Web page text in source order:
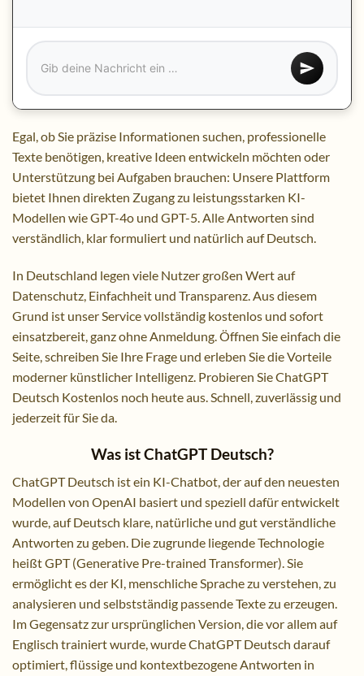
Egal, ob Sie präzise Informationen suchen, professionelle
Texte benötigen, kreative Ideen entwickeln möchten oder
Unterstützung bei Aufgaben brauchen: Unsere Plattform
bietet Ihnen direkten Zugang zu leistungsstarken KI-
Modellen wie GPT-4o und GPT-5. Alle Antworten sind
verständlich, klar formuliert und natürlich auf Deutsch.
In Deutschland legen viele Nutzer großen Wert auf
Datenschutz, Einfachheit und Transparenz. Aus diesem
Grund ist unser Service vollständig kostenlos und sofort
einsatzbereit, ganz ohne Anmeldung. Öffnen Sie einfach die
Seite, schreiben Sie Ihre Frage und erleben Sie die Vorteile
moderner künstlicher Intelligenz. Probieren Sie ChatGPT
Deutsch Kostenlos noch heute aus. Schnell, zuverlässig und
jederzeit für Sie da.
Was ist ChatGPT Deutsch?
ChatGPT Deutsch ist ein KI-Chatbot, der auf den neuesten
Modellen von OpenAI basiert und speziell dafür entwickelt
wurde, auf Deutsch klare, natürliche und gut verständliche
Antworten zu geben. Die zugrunde liegende Technologie
heißt GPT (Generative Pre-trained Transformer). Sie
ermöglicht es der KI, menschliche Sprache zu verstehen, zu
analysieren und selbstständig passende Texte zu erzeugen.
Im Gegensatz zur ursprünglichen Version, die vor allem auf
Englisch trainiert wurde, wurde ChatGPT Deutsch darauf
optimiert, flüssige und kontextbezogene Antworten in